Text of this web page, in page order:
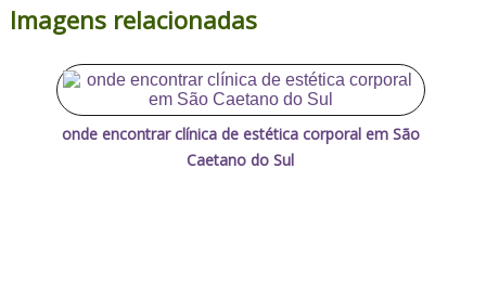
Imagens relacionadas
onde encontrar clínica de estética corporal em São
Caetano do Sul